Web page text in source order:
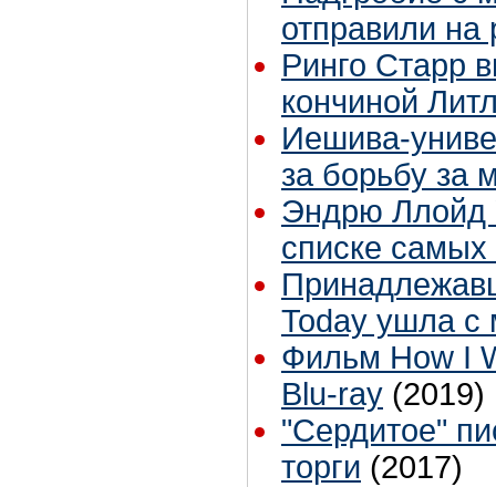
отправили на
Ринго Старр
кончиной
Иешива-
за борьбу за
Эндрю Ллойд
списке самых
Today ушла с
Фильм How I
Blu-ray (2019)
"Сердитое"
торги (2017)